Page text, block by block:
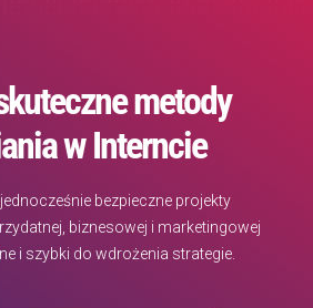
metody
w Interncie
bezpieczne projekty
biznesowej i marketingowej
i szybki do wdrożenia strategie.